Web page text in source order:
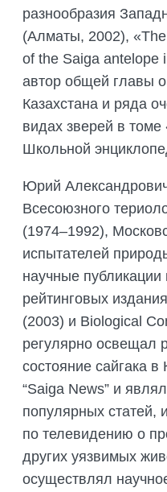
разнообразия
(Алматы, 2002),
of the Saiga antelope
автор общей главы
Казахстана и ряда
видах зверей в
Школьной
Юрий
Всесоюзного
(1974–1992),
испытателей
научные
рейтинговых
(2003) и Biological
регулярно освещал
состояние сайгака
“Saiga News” и
популярных статей,
по телевидению о
других уязвимых
осуществлял